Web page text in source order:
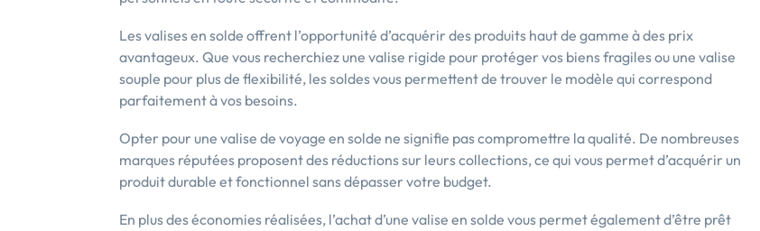
Les valises en solde offrent l’opportunité d’acquérir des produits haut de gamme à des prix
avantageux. Que vous recherchiez une valise rigide pour protéger vos biens fragiles ou une valise
souple pour plus de flexibilité, les soldes vous permettent de trouver le modèle qui correspond
parfaitement à vos besoins.
Opter pour une valise de voyage en solde ne signifie pas compromettre la qualité. De nombreuses
marques réputées proposent des réductions sur leurs collections, ce qui vous permet d’acquérir un
produit durable et fonctionnel sans dépasser votre budget.
En plus des économies réalisées, l’achat d’une valise en solde vous permet également d’être prêt